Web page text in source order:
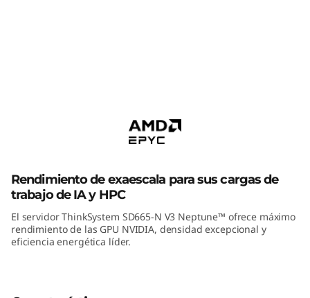
N
V
Rendimiento de exaescala para sus cargas de
trabajo de IA y HPC
El servidor ThinkSystem SD665-N V3 Neptune™ ofrece máximo
rendimiento de las GPU NVIDIA, densidad excepcional y
eficiencia energética líder.